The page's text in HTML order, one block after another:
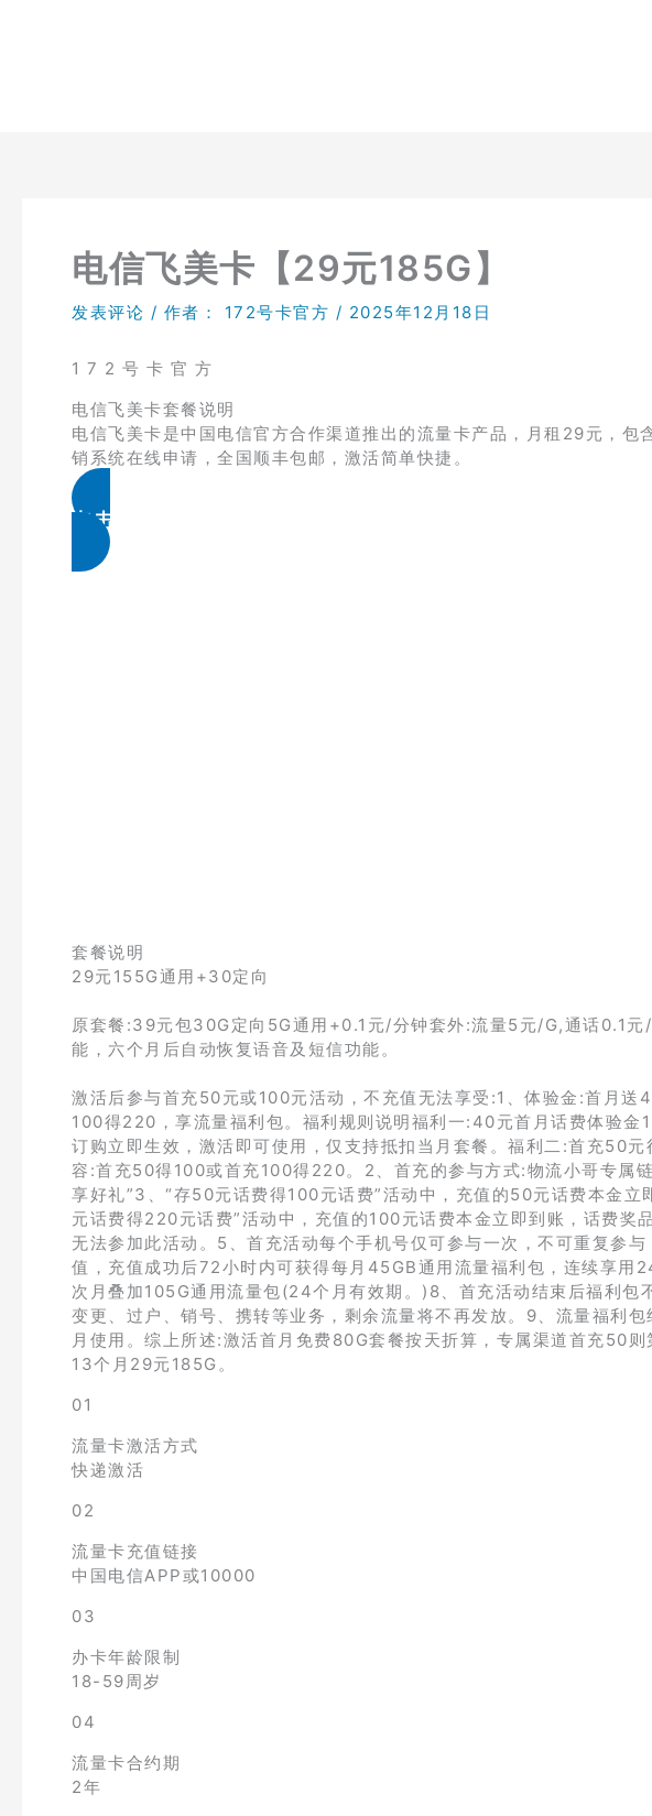
电信飞美卡【29元185G】
发表评论 / 作者： 172号卡官方 / 2025年12月18日
1 7 2 号 卡 官 方
电信飞美卡套餐说明
电信飞美卡是中国电信官方合作渠道推出的流量卡产品，月租29元，
销系统在线申请，全国顺丰包邮，激活简单快捷。
点击免费领取
套餐说明
29元155G通用+30定向
原套餐:39元包30G定向5G通用+0.1元/分钟套外:流量5元/G,通话0.1
能，六个月后自动恢复语音及短信功能。
激活后参与首充50元或100元活动，不充值无法享受:1、体验金:首月
100得220，享流量福利包。福利规则说明福利一:40元首月话费体验
订购立即生效，激活即可使用，仅支持抵扣当月套餐。福利二:首充50
容:首充50得100或首充100得220。2、首充的参与方式:物流小哥专属
享好礼”3、“存50元话费得100元话费”活动中，充值的50元话费本金
元话费得220元话费”活动中，充值的100元话费本金立即到账，话费奖
无法参加此活动。5、首充活动每个手机号仅可参与一次，不可重复参
值，充值成功后72小时内可获得每月45GB通用流量福利包，连续享用
次月叠加105G通用流量包(24个月有效期。)8、首充活动结束后福利包
变更、过户、销号、携转等业务，剩余流量将不再发放。9、流量福利
月使用。综上所述:激活首月免费80G套餐按天折算，专属渠道首充50
13个月29元185G。
01
流量卡激活方式
快递激活
02
流量卡充值链接
中国电信APP或10000
03
办卡年龄限制
18-59周岁
04
流量卡合约期
2年